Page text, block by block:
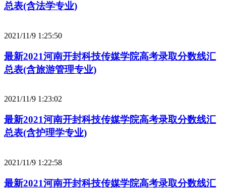
总表(含法学专业)
2021/11/9 1:25:50
最新2021河南开封科技传媒学院高考录取分数线汇
总表(含旅游管理专业)
2021/11/9 1:23:02
最新2021河南开封科技传媒学院高考录取分数线汇
总表(含护理学专业)
2021/11/9 1:22:58
最新2021河南开封科技传媒学院高考录取分数线汇